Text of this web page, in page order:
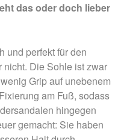
das oder doch lieber
und perfekt für den
nicht. Die Sohle ist zwar
Grip auf unebenem
am Fuß, sodass
hingegen
gemacht: Sie haben